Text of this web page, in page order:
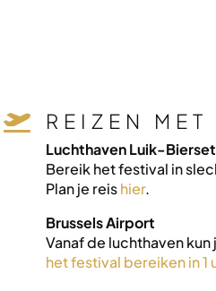
 REIZEN
Luchthaven Luik-Bierset
Bereik het festival in
Plan je reishier.
Brussels Airport
Vanaf de luchthaven kun
het festival bereiken in 1